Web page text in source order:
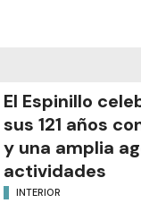
El Espinillo
sus 121 años
y una amplia
actividades
INTERIOR